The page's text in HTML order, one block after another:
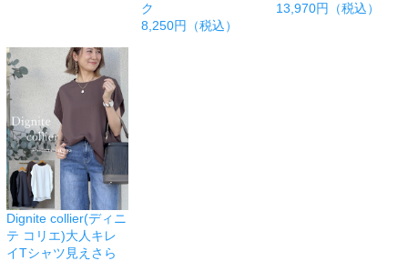
ク
8,250円（税込）
13,970円（税込）
Dignite collier(ディニ
テ コリエ)大人キレ
イTシャツ見えさら